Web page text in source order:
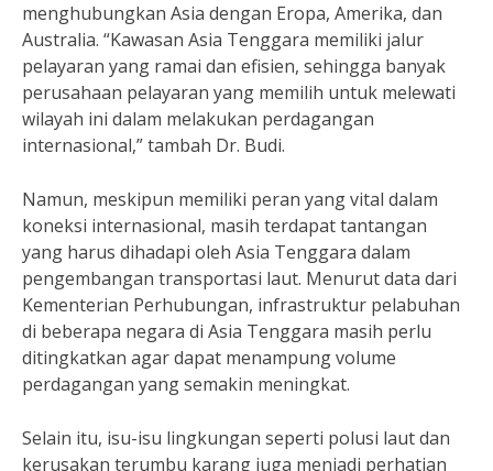
menghubungkan Asia dengan Eropa, Amerika, dan
Australia. “Kawasan Asia Tenggara memiliki jalur
pelayaran yang ramai dan efisien, sehingga banyak
perusahaan pelayaran yang memilih untuk melewati
wilayah ini dalam melakukan perdagangan
internasional,” tambah Dr. Budi.
Namun, meskipun memiliki peran yang vital dalam
koneksi internasional, masih terdapat tantangan
yang harus dihadapi oleh Asia Tenggara dalam
pengembangan transportasi laut. Menurut data dari
Kementerian Perhubungan, infrastruktur pelabuhan
di beberapa negara di Asia Tenggara masih perlu
ditingkatkan agar dapat menampung volume
perdagangan yang semakin meningkat.
Selain itu, isu-isu lingkungan seperti polusi laut dan
kerusakan terumbu karang juga menjadi perhatian